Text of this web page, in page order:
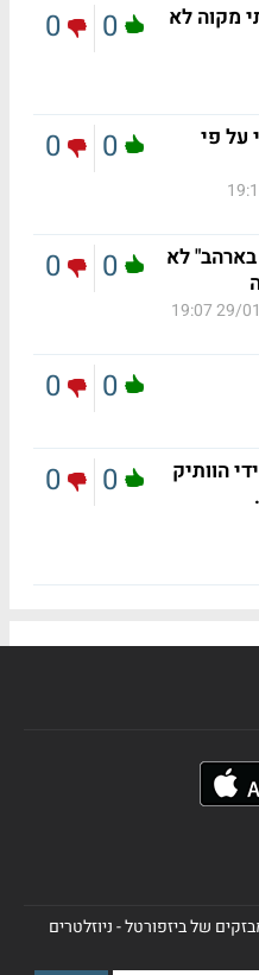
מקוה לא
0
0
על פי
0
0
לך אם בארהב" לא
29/01/
0
0
0
0
הוותיק
0
0
של ביזפורטל - ניוזלטרים